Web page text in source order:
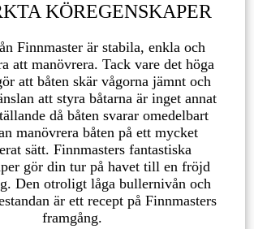
KÖREGENSKAPER
Finnmaster är stabila, enkla och
att manövrera. Tack vare det höga
att båten skär vågorna jämnt och
att styra båtarna är inget annat
då båten svarar omedelbart
manövrera båten på ett mycket
sätt. Finnmasters fantastiska
gör din tur på havet till en fröjd
Den otroligt låga bullernivån och
är ett recept på Finnmasters
framgång.